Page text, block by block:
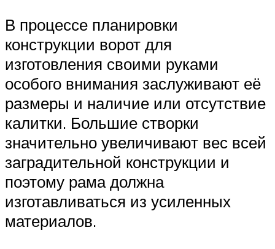
В процессе планировки
конструкции ворот для
изготовления своими руками
особого внимания заслуживают её
размеры и наличие или отсутствие
калитки. Большие створки
значительно увеличивают вес всей
заградительной конструкции и
поэтому рама должна
изготавливаться из усиленных
материалов.